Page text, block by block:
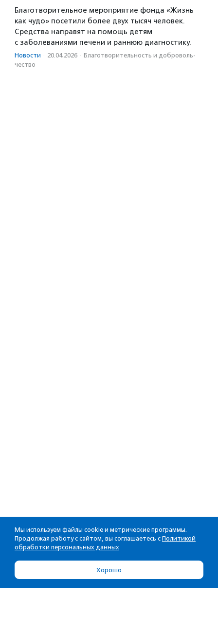
Благотворительное мероприятие фонда «Жизнь
как чудо» посетили более двух тысяч человек.
Средства направят на помощь детям
с заболеваниями печени и раннюю диагностику.
Новости · 20.04.2026 · Благотвори­тель­ность и доброволь­
чест­во
Мы используем файлы cookie и метрические программы.
Продолжая работу с сайтом, вы соглашаетесь с Политикой
обработки персональных данных
Хорошо